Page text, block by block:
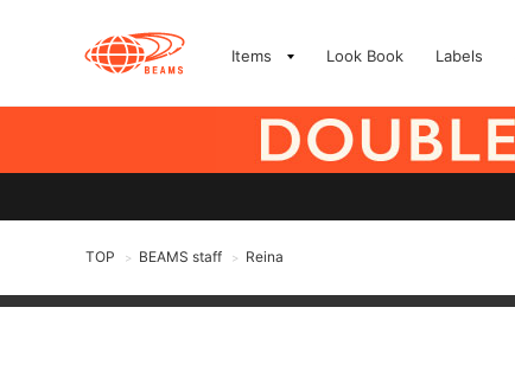
Items Look Book Labels
TOP > BEAMS staff > Reina